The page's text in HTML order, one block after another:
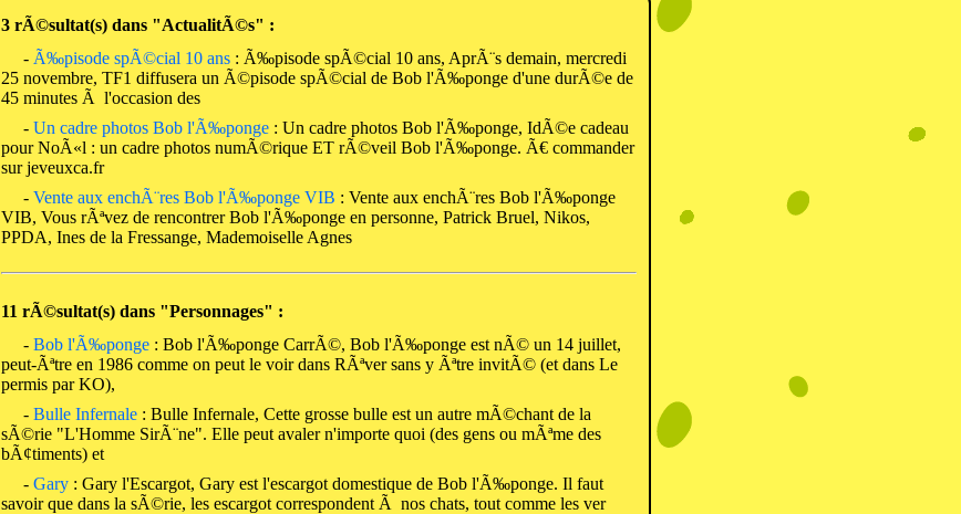
3 rÃ©sultat(s) dans "ActualitÃ©s" :
- Ã‰pisode spÃ©cial 10 ans: Ã‰pisode spÃ©cial 10 ans, AprÃ¨s demain, mercredi
25 novembre, TF1 diffusera un Ã©pisode spÃ©cial de Bob l'Ã‰ponge d'une durÃ©e de
45 minutes Ã l'occasion des
- Un cadre photos Bob l'Ã‰ponge: Un cadre photos Bob l'Ã‰ponge, IdÃ©e cadeau
pour NoÃ«l : un cadre photos numÃ©rique ET rÃ©veil Bob l'Ã‰ponge. Ã€ commander
sur jeveuxca.fr
- Vente aux enchÃ¨res Bob l'Ã‰ponge VIB : Vente aux enchÃ¨res Bob l'Ã‰ponge
VIB, Vous rÃªvez de rencontrer Bob l'Ã‰ponge en personne, Patrick Bruel, Nikos,
PPDA, Ines de la Fressange, Mademoiselle Agnes
11 rÃ©sultat(s) dans "Personnages" :
- Bob l'Ã‰ponge: Bob l'Ã‰ponge CarrÃ©, Bob l'Ã‰ponge est nÃ© un 14 juillet,
peut-Ãªtre en 1986 comme on peut le voir dans RÃªver sans y Ãªtre invitÃ© (et dans Le
permis par KO),
- Bulle Infernale: Bulle Infernale, Cette grosse bulle est un autre mÃ©chant de la
sÃ©rie "L'Homme SirÃ¨ne". Elle peut avaler n'importe quoi (des gens ou mÃªme des
bÃ¢timents) et
- Gary: Gary l'Escargot, Gary est l'escargot domestique de Bob l'Ã‰ponge. Il faut
savoir que dans la sÃ©rie, les escargot correspondent Ã nos chats, tout comme les ver